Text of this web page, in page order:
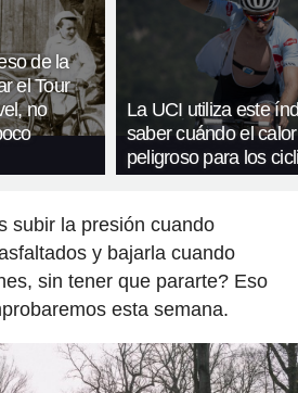
de la
el Tour
no
La UCI utiliza este
saber cuándo el
peligroso para los
subir la presión cuando
y bajarla cuando
sin tener que pararte? Eso
esta semana.